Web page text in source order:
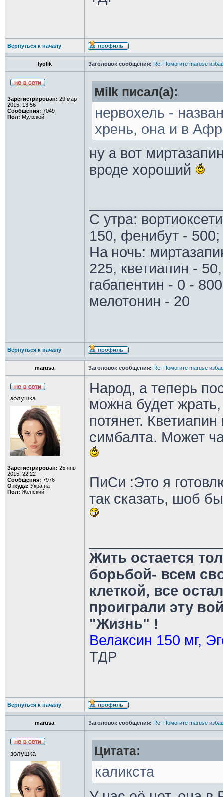
Вернуться к началу
lyolik Заголовок сообщения: Re: Помогите maruse
Зарегистрирован: 29 мар
2015, 13:56
Сообщения: 7049
Пол: Мужской
Milk писал(а):
нервохель -
хрень, она и в
ну а вот
вроде хороший
С утра:
150, фенибут - 500;
На ночь:
225, кветиапин -
габапентин - 0 -
мелотонин - 20
Вернуться к началу
marusa Заголовок сообщения: Re: Помогите maruse
золушка
Зарегистрирован: 25 янв
2015, 22:22
Сообщения: 7976
Откуда: Україна
Пол: Женский
Народ, а теперь
можна будет
потянет.
симбалта. Может
ПиСи :Это я
так сказать, шоб
Жить остается
борьбой- всем
клеткой, все
проиграли эту
"Жизнь" !
Велаксин 150 мг,
ТДР
Вернуться к началу
marusa Заголовок сообщения: Re: Помогите maruse
золушка Цитата:
каликста